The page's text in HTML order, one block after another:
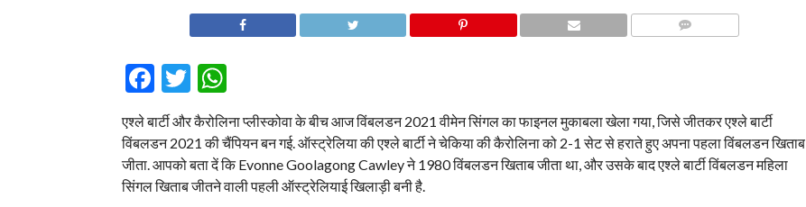
Facebook
Twitter
WhatsApp
एश्ले बार्टी और कैरोलिना प्लीस्कोवा के बीच आज विंबलडन 2021 वीमेन सिंगल का फाइनल मुकाबला खेला गया, जिसे जीतकर एश्ले बार्टी
विंबलडन 2021 की चैंपियन बन गई. ऑस्ट्रेलिया की एश्ले बार्टी ने चेकिया की कैरोलिना को 2-1 सेट से हराते हुए अपना पहला विंबलडन खिताब
जीता. आपको बता दें कि Evonne Goolagong Cawley ने 1980 विंबलडन खिताब जीता था, और उसके बाद एश्ले बार्टी विंबलडन महिला
सिंगल खिताब जीतने वाली पहली ऑस्ट्रेलियाई खिलाड़ी बनी है.